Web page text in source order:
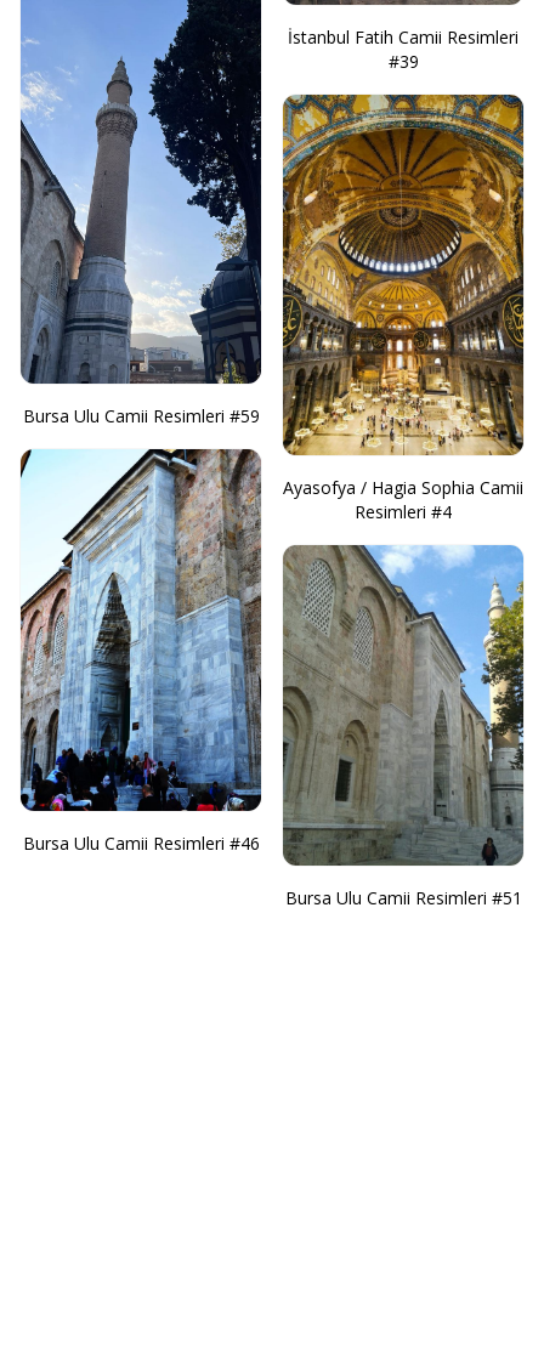
Bursa Ulu Camii Resimleri #59
Bursa Ulu Camii Resimleri #46
İstanbul Fatih Camii Resimleri
#39
Ayasofya / Hagia Sophia Camii
Resimleri #4
Bursa Ulu Camii Resimleri #51